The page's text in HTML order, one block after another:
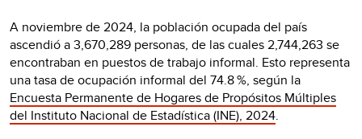
A noviembre de 2024, la población ocupada del país
ascendió a 3,670,289 personas, de las cuales 2,744,263 se
encontraban en puestos de trabajo informal. Esto representa
una tasa de ocupación informal del 74.8 %, según la
Encuesta Permanente de Hogares de Propósitos Múltiples
del Instituto Nacional de Estadística (INE), 2024.